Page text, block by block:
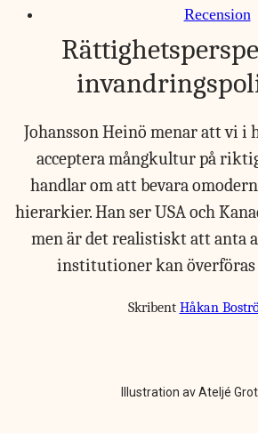
Recension
Johansson Heinö menar att vi i
acceptera mångkultur på
handlar om att bevara
hierarkier. Han ser USA och
men är det realistiskt att anta
institutioner kan överföras
Skribent Håkan
Illustration av Ateljé